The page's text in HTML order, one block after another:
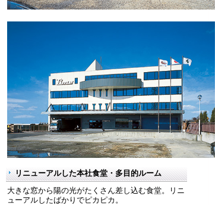
リニューアルした本社食堂・多目的ルーム
大きな窓から陽の光がたくさん差し込む食堂。リニ
ューアルしたばかりでピカピカ。